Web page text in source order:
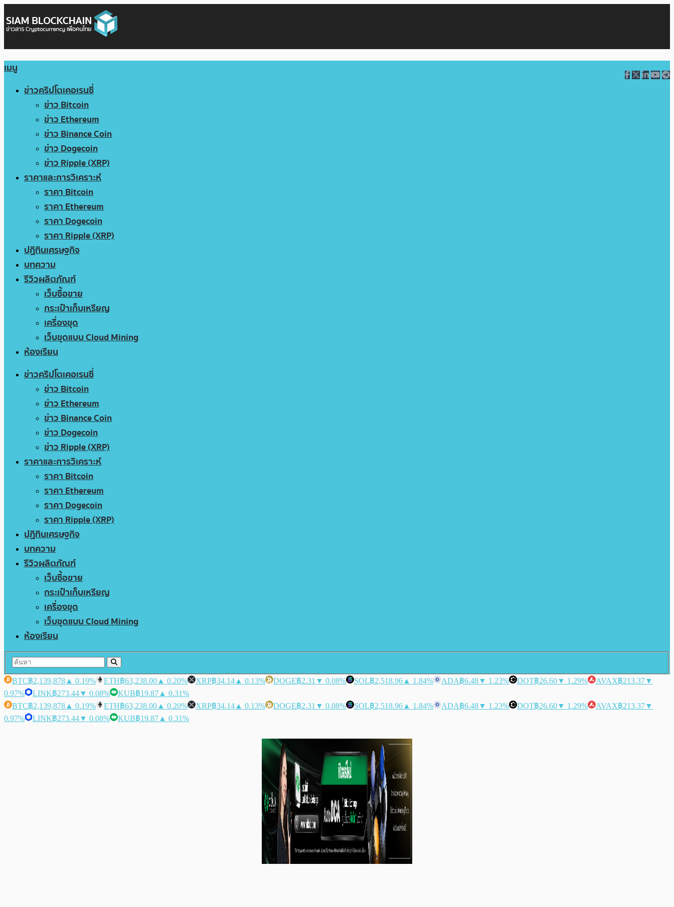
เมนู
ข่าวคริปโตเคอเรนซี่
ข่าว Bitcoin
ข่าว Ethereum
ข่าว Binance Coin
ข่าว Dogecoin
ข่าว Ripple (XRP)
ราคาและการวิเคราะห์
ราคา Bitcoin
ราคา Ethereum
ราคา Dogecoin
ราคา Ripple (XRP)
ปฏิทินเศรษฐกิจ
บทความ
รีวิวผลิตภัณฑ์
เว็บซื้อขาย
กระเป๋าเก็บเหรียญ
เครื่องขุด
เว็บขุดแบบ Cloud Mining
ห้องเรียน
ข่าวคริปโตเคอเรนซี่
ข่าว Bitcoin
ข่าว Ethereum
ข่าว Binance Coin
ข่าว Dogecoin
ข่าว Ripple (XRP)
ราคาและการวิเคราะห์
ราคา Bitcoin
ราคา Ethereum
ราคา Dogecoin
ราคา Ripple (XRP)
ปฏิทินเศรษฐกิจ
บทความ
รีวิวผลิตภัณฑ์
เว็บซื้อขาย
กระเป๋าเก็บเหรียญ
เครื่องขุด
เว็บขุดแบบ Cloud Mining
ห้องเรียน
BTC฿2,139,878 ▲ 0.19% ETH฿63,238.00 ▲ 0.20% XRP฿34.14 ▲ 0.13% DOGE฿2.31 ▼ 0.08% SOL฿2,518.96 ▲ 1.84% ADA฿6.48▼ 1.23% DOT฿26.60▼ 1.29% AVAX฿213.37▼
0.97%
LINK฿273.44▼ 0.08% KUB฿19.87 ▲ 0.31%
BTC฿2,139,878 ▲ 0.19% ETH฿63,238.00 ▲ 0.20% XRP฿34.14 ▲ 0.13% DOGE฿2.31 ▼ 0.08% SOL฿2,518.96 ▲ 1.84% ADA฿6.48▼ 1.23% DOT฿26.60▼ 1.29% AVAX฿213.37▼
0.97%
LINK฿273.44▼ 0.08% KUB฿19.87 ▲ 0.31%